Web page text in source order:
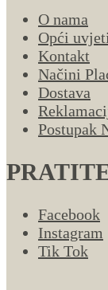
O nama
Opći uvjeti
Kontakt
Načini
Dostava
Postupak
Facebook
Instagram
Tik Tok